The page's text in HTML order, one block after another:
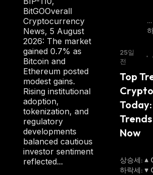
BitGOOverall
Cryptocurrency
News, 5 August
2026: The market
gained 0.7% as
Bitcoin and
Ethereum posted
modest gains.
Rising institutional
adoption,
tokenization, and
regulatory
developments
balanced cautious
investor sentiment
reflected...
상
25일
전
•
Top
Now
상승세:
하락세: